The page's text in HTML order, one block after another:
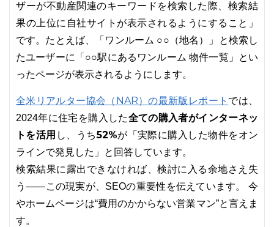
ザーが不動産関連のキーワードを検索した際、検索結
果の上位に自社サイトが表示されるようにすること」
です。たとえば、「ワンルーム ○○（地名）」と検索し
たユーザーに「○○駅にあるワンルーム 物件一覧」とい
ったページが表示されるようにします。
全米リアルター協会（NAR）の最新版レポート では、
2024年に住宅を購入した全ての購入者がインターネッ
トを活用 し、うち52%が「実際に購入した物件をオン
ラインで発見した」と回答しています。
検索結果に露出できなければ、検討に入る余地さえ失
う――この現実が、SEOの重要性を伝えています。 今
やホームページは“費用のかからない営業マン”と言えま
す。